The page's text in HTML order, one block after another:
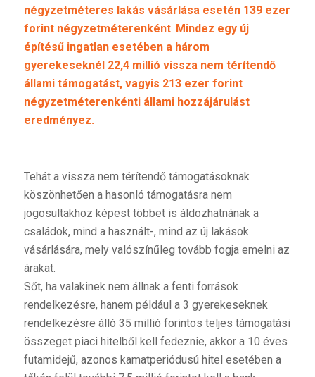
négyzetméteres lakás vásárlása esetén 139 ezer
forint négyzetméterenként. Mindez egy új
építésű ingatlan esetében a három
gyerekeseknél 22,4 millió vissza nem térítendő
állami támogatást, vagyis 213 ezer forint
négyzetméterenkénti állami hozzájárulást
eredményez.
Tehát a vissza nem térítendő támogatásoknak
köszönhetően a hasonló támogatásra nem
jogosultakhoz képest többet is áldozhatnának a
családok, mind a használt-, mind az új lakások
vásárlására, mely valószínűleg tovább fogja emelni az
árakat.
Sőt, ha valakinek nem állnak a fenti források
rendelkezésre, hanem például a 3 gyerekeseknek
rendelkezésre álló 35 millió forintos teljes támogatási
összeget piaci hitelből kell fedeznie, akkor a 10 éves
futamidejű, azonos kamatperiódusú hitel esetében a